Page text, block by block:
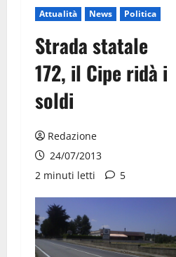
Attualità News Politica
Strada statale
172, il Cipe ridà i
soldi
Redazione
24/07/2013
2 minuti letti
5